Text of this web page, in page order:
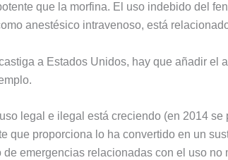
que la morfina. El uso indebido del
anestésico intravenoso, está
a Estados Unidos, hay que añadir el
legal e ilegal está creciendo (en 2014
que proporciona lo ha convertido en un
emergencias relacionadas con el uso no